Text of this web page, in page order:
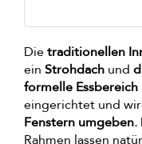
Dietraditionellen
ein Strohdach und
formelle Essbereich
eingerichtet und
Fenstern umgeben.
Rahmen lassen